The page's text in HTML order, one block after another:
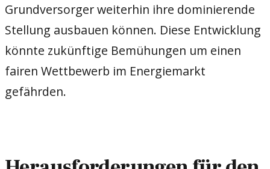
Grundversorger weiterhin ihre dominierende
Stellung ausbauen können. Diese Entwicklung
könnte zukünftige Bemühungen um einen
fairen Wettbewerb im Energiemarkt
gefährden.